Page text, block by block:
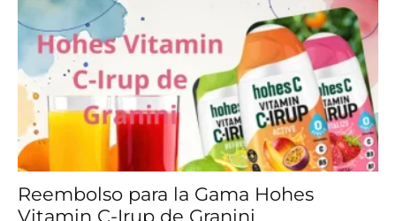
Reembolso para la Gama Hohes
Vitamin C-Irup de Granini